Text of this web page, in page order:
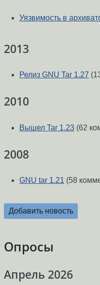
Уязвимость в
2013
Релиз GNU Tar 1.27
2010
Вышел Tar 1.23 (62
2008
GNU tar 1.21 (58
Добавить новость
Опросы
Апрель 2026